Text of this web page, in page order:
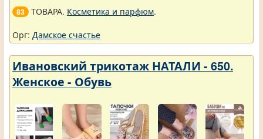
83 ТОВАРА. Косметика и парфюм.
Орг: Дамское счастье
Ивановский трикотаж НАТАЛИ - 650.
Женское - Обувь